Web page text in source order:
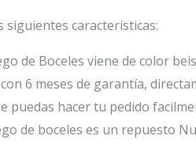
siguientes caracteristicas:
de Boceles viene de color
6 meses de garantía,
puedas hacer tu pedido
de boceles es un repuesto